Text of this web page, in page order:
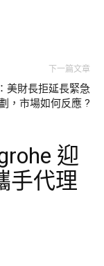
下一篇文章
美財長拒延長緊急
，市場如何反應 ?
迎
手代理